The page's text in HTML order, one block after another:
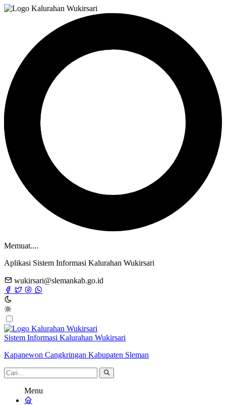
Memuat....
Aplikasi Sistem Informasi Kalurahan Wukirsari
wukirsari@slemankab.go.id
Sistem Informasi Kalurahan Wukirsari
Kapanewon Cangkringan Kabupaten Sleman
Menu